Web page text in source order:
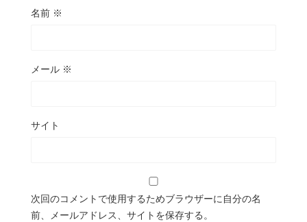
名前 ※
メール ※
サイト
次回のコメントで使用するためブラウザーに自分の名
前、メールアドレス、サイトを保存する。